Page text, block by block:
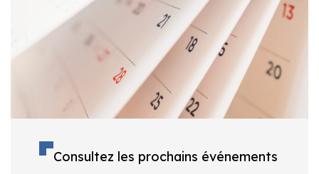
Consultez les prochains événements